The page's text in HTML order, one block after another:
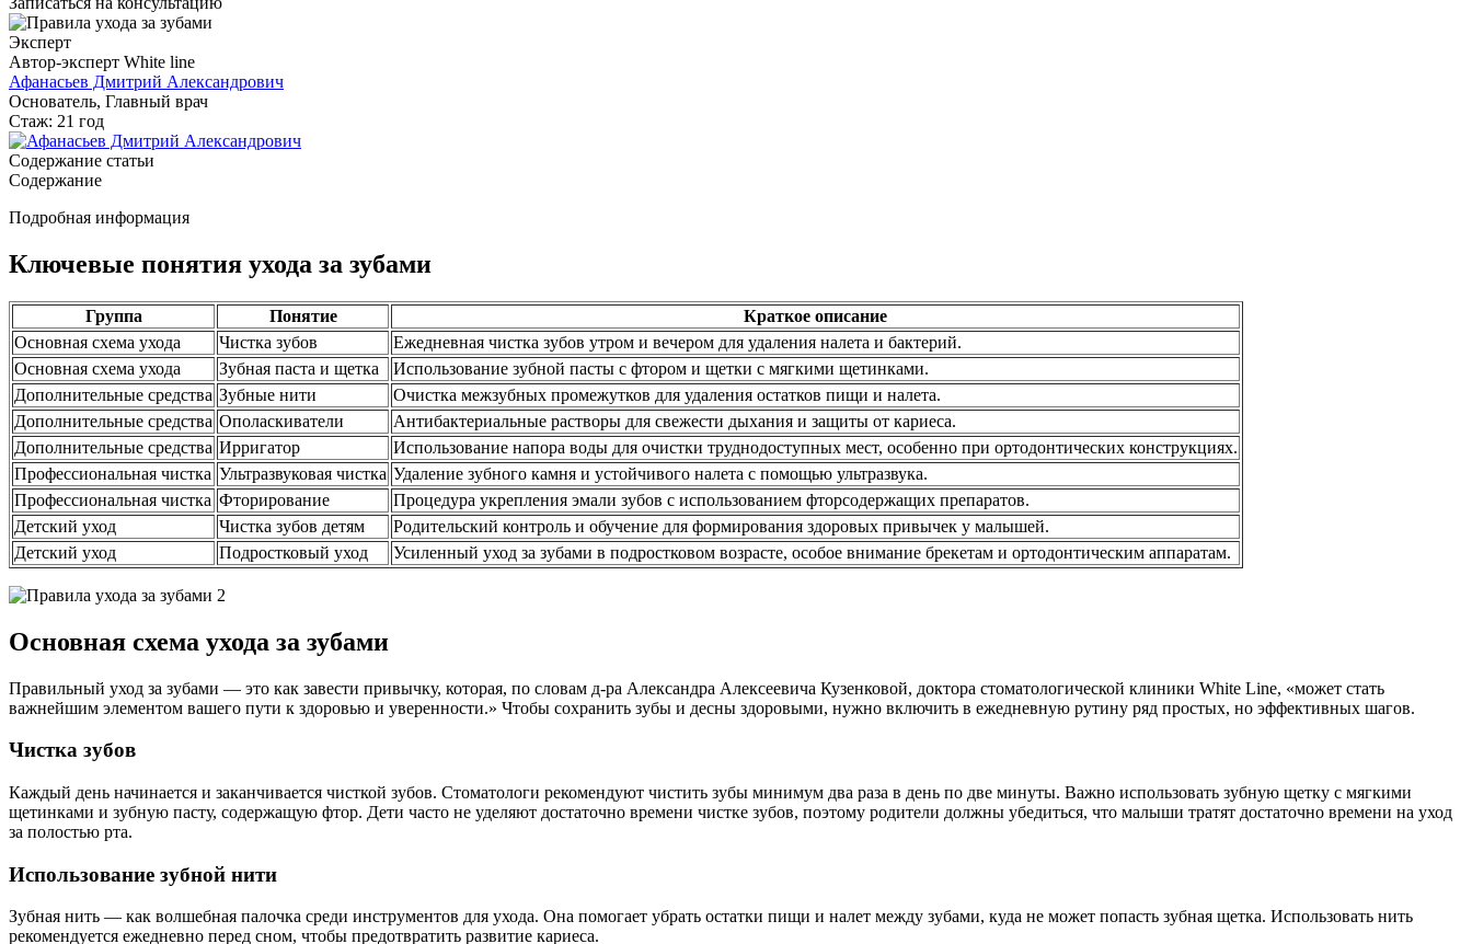
Эксперт
Автор-эксперт White line
Афанасьев Дмитрий Александрович
Основатель, Главный врач
Стаж: 21 год
Содержание статьи
Содержание
Подробная информация
Ключевые понятия ухода за зубами
Группа Понятие
Краткое описание
Основная схема ухода
Чистка зубов
Ежедневная чистка зубов утром и вечером для удаления налета и бактерий.
Основная схема ухода
Зубная паста и щетка
Использование зубной пасты с фтором и щетки с мягкими щетинками.
Дополнительные средства Зубные нити
Очистка межзубных промежутков для удаления остатков пищи и налета.
Дополнительные средства Ополаскиватели
Антибактериальные растворы для свежести дыхания и защиты от кариеса.
Дополнительные средства Ирригатор
Использование напора воды для очистки труднодоступных мест, особенно при ортодонтических конструкциях.
Профессиональная чистка Ультразвуковая чистка Удаление зубного камня и устойчивого налета с помощью ультразвука.
Профессиональная чистка Фторирование
Процедура укрепления эмали зубов с использованием фторсодержащих препаратов.
Детский уход
Чистка зубов детям
Родительский контроль и обучение для формирования здоровых привычек у малышей.
Детский уход
Подростковый уход Усиленный уход за зубами в подростковом возрасте, особое внимание брекетам и ортодонтическим аппаратам.
Основная схема ухода за зубами
Правильный уход за зубами — это как завести привычку, которая, по словам д-ра Александра Алексеевича Кузенковой, доктора стоматологической клиники White Line, «может стать
важнейшим элементом вашего пути к здоровью и уверенности.» Чтобы сохранить зубы и десны здоровыми, нужно включить в ежедневную рутину ряд простых, но эффективных шагов.
Чистка зубов
Каждый день начинается и заканчивается чисткой зубов. Стоматологи рекомендуют чистить зубы минимум два раза в день по две минуты. Важно использовать зубную щетку с мягкими
щетинками и зубную пасту, содержащую фтор. Дети часто не уделяют достаточно времени чистке зубов, поэтому родители должны убедиться, что малыши тратят достаточно времени на уход
за полостью рта.
Использование зубной нити
Зубная нить — как волшебная палочка среди инструментов для ухода. Она помогает убрать остатки пищи и налет между зубами, куда не может попасть зубная щетка. Использовать нить
рекомендуется ежедневно перед сном, чтобы предотвратить развитие кариеса.